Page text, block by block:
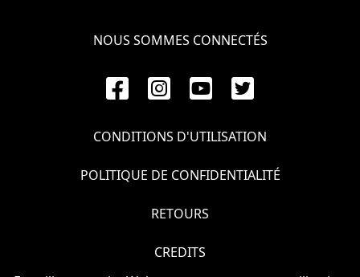
NOUS SOMMES CONNECTÉS
CONDITIONS D'UTILISATION
POLITIQUE DE CONFIDENTIALITÉ
RETOURS
CREDITS